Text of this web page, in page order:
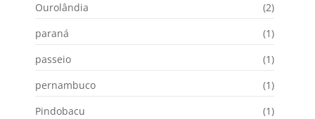
Ourolândia
(2)
paraná
(1)
passeio
(1)
pernambuco
(1)
Pindobacu
(1)